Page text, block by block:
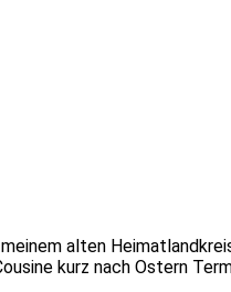
alten
kurz nach Ostern